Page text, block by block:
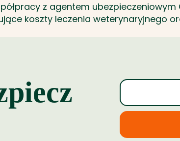
z agentem
koszty leczenia weterynaryjnego